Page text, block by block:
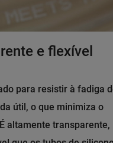
e flexível
para resistir à fadiga
útil, o que minimiza o
altamente transparente,